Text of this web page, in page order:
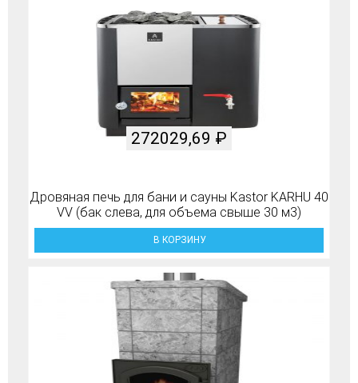
Дровяная печь для бани и сауны Kastor KARHU 40
VV (бак слева, для объема свыше 30 м3)
272029,69 ₽
В КОРЗИНУ